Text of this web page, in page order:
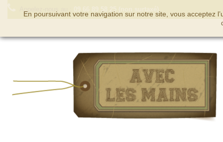
En poursuivant votre navigation sur notre site, vous acceptez